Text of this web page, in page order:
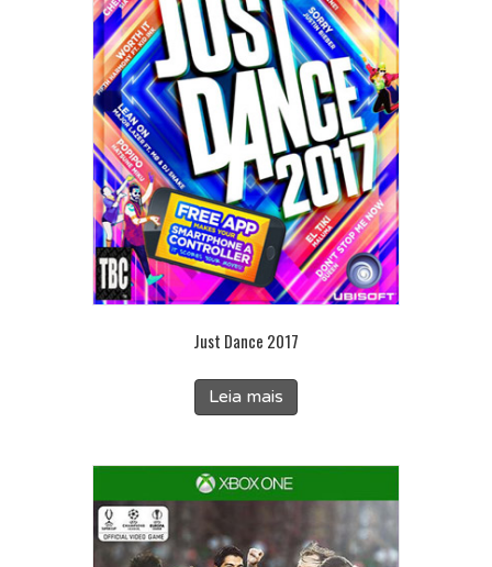
Just Dance 2017
Leia mais